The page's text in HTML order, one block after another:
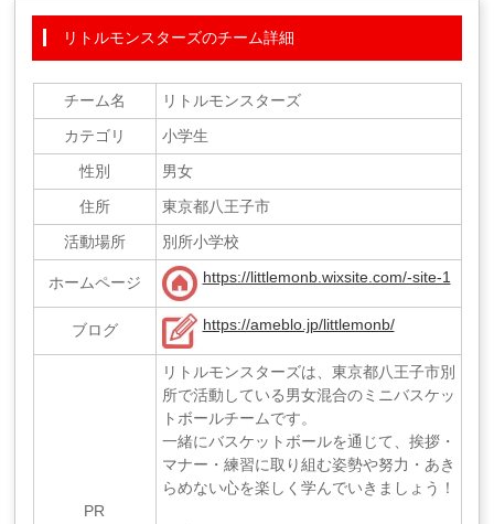
リトルモンスターズのチーム詳細
チーム名
リトルモンスターズ
カテゴリ
小学生
性別
男女
住所
東京都八王子市
活動場所
別所小学校
ホームページ https://littlemonb.wixsite.com/-site-1
ブログ https://ameblo.jp/littlemonb/
PR
リトルモンスターズは、東京都八王子市別
所で活動している男女混合のミニバスケッ
トボールチームです。
一緒にバスケットボールを通じて、挨拶・
マナー・練習に取り組む姿勢や努力・あき
らめない心を楽しく学んでいきましょう！